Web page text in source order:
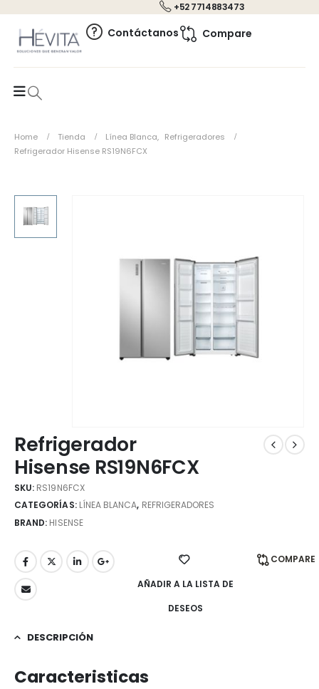
+52 7714883473
Contáctanos Compare
Home Tienda Línea Blanca, Refrigeradores
Refrigerador Hisense RS19N6FCX
Refrigerador
Hisense RS19N6FCX
SKU: RS19N6FCX
CATEGORÍAS: LÍNEA BLANCA, REFRIGERADORES
BRAND: HISENSE
AÑADIR A LA LISTA DE
DESEOS
COMPARE
DESCRIPCIÓN
Caracteristicas